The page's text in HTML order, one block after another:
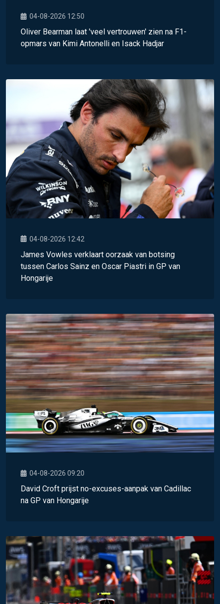
04-08-2026 12:50
Oliver Bearman laat 'veel vertrouwen' zien na F1-
opmars van Kimi Antonelli en Isack Hadjar
04-08-2026 12:42
James Vowles verklaart oorzaak van botsing
tussen Carlos Sainz en Oscar Piastri in GP van
Hongarije
04-08-2026 09:20
David Croft prijst no-excuses-aanpak van Cadillac
na GP van Hongarije